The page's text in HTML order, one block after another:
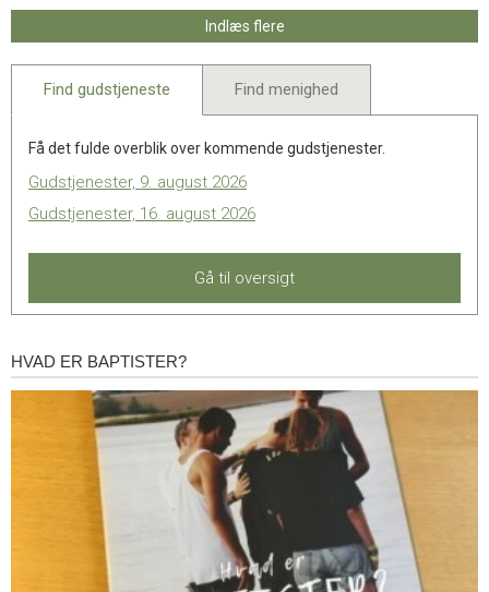
Indlæs flere
Find gudstjeneste Find menighed
Få det fulde overblik over kommende gudstjenester.
Gudstjenester, 9. august 2026
Gudstjenester, 16. august 2026
Gå til oversigt
Hvad
HVAD ER BAPTISTER?